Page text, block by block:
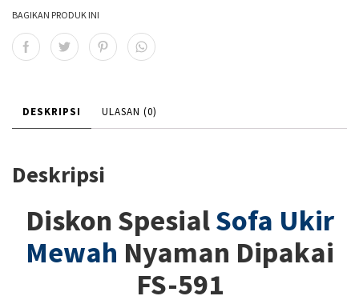
BAGIKAN PRODUK INI
DESKRIPSI ULASAN (0)
Deskripsi
Diskon SpesialSofa Ukir
Mewah Nyaman Dipakai
FS-591